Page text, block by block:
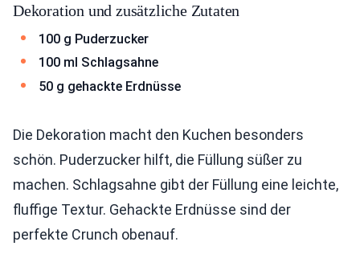
Dekoration und zusätzliche Zutaten
100 g Puderzucker
100 ml Schlagsahne
50 g gehackte Erdnüsse
Die Dekoration macht den Kuchen besonders
schön. Puderzucker hilft, die Füllung süßer zu
machen. Schlagsahne gibt der Füllung eine leichte,
fluffige Textur. Gehackte Erdnüsse sind der
perfekte Crunch obenauf.